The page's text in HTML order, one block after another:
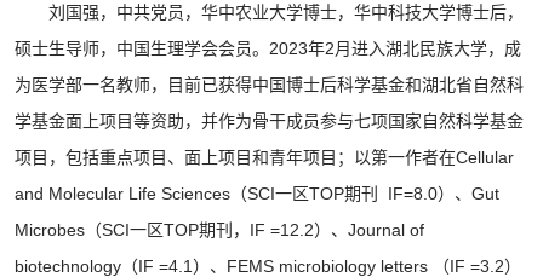
刘国强，中共党员，华中农业大学博士，华中科技大学博士后，
硕士生导师，中国生理学会会员。2023年2月进入湖北民族大学，成
为医学部一名教师，目前已获得中国博士后科学基金和湖北省自然科
学基金面上项目等资助，并作为骨干成员参与七项国家自然科学基金
项目，包括重点项目、面上项目和青年项目；以第一作者在Cellular
and Molecular Life Sciences（SCI一区TOP期刊 IF=8.0）、Gut
Microbes（SCI一区TOP期刊，IF =12.2）、Journal of
biotechnology（IF =4.1）、FEMS microbiology letters （IF =3.2）